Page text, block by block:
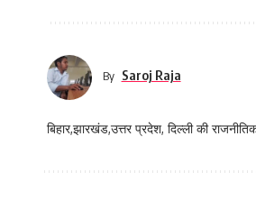
By Saroj Raja
बिहार,झारखंड,उत्तर प्रदेश, दिल्ली की